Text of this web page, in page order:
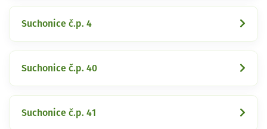
Suchonice č.p. 4
Suchonice č.p. 40
Suchonice č.p. 41